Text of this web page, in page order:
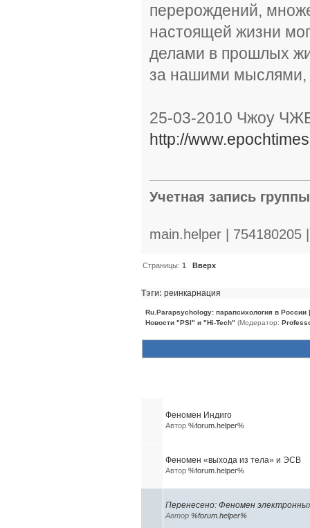
перерождений,
настоящей жизни
делами в прошлых
за нашими мыслями,
25-03-2010 Чжоу
http://
Учетная запись
main.helper |
Страницы:1 Вверх
Тэги: реинкарнация
Ru.Parapsychology: парапсихология в
Новости "PSI" и "Hi-Tech" (Модератор:
Феномен Индиго
Автор %forum.helper%
Феномен «выхода из тела» и ЭСВ
Автор %forum.helper%
Перенесено: Феномен
Автор %forum.helper%